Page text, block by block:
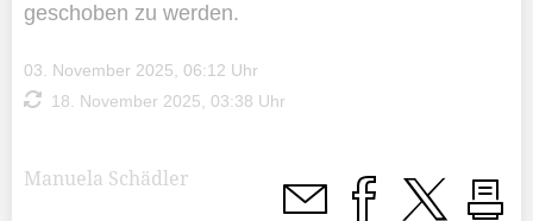
geschoben zu werden.
03. November 2025, 06:12 Uhr
18. November 2025, 03:38 Uhr
Manuela Schädler